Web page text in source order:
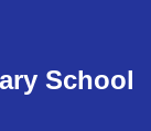
School